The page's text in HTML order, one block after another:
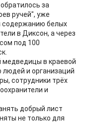
за
ручей", уже
содержанию белых
в Диксон, а через
под 100
медведицы в краевой
людей и организаций
сотрудники трёх
и
добрый лист
не только для